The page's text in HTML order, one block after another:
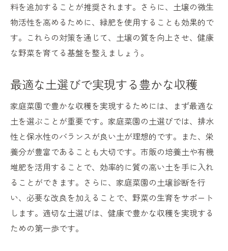
料を追加することが推奨されます。さらに、土壌の微生
物活性を高めるために、緑肥を使用することも効果的で
す。これらの対策を通じて、土壌の質を向上させ、健康
な野菜を育てる基盤を整えましょう。
最適な土選びで実現する豊かな収穫
家庭菜園で豊かな収穫を実現するためには、まず最適な
土を選ぶことが重要です。家庭菜園の土選びでは、排水
性と保水性のバランスが良い土が理想的です。また、栄
養分が豊富であることも大切です。市販の培養土や有機
堆肥を活用することで、効率的に質の高い土を手に入れ
ることができます。さらに、家庭菜園の土壌診断を行
い、必要な改良を加えることで、野菜の生育をサポート
します。適切な土選びは、健康で豊かな収穫を実現する
ための第一歩です。